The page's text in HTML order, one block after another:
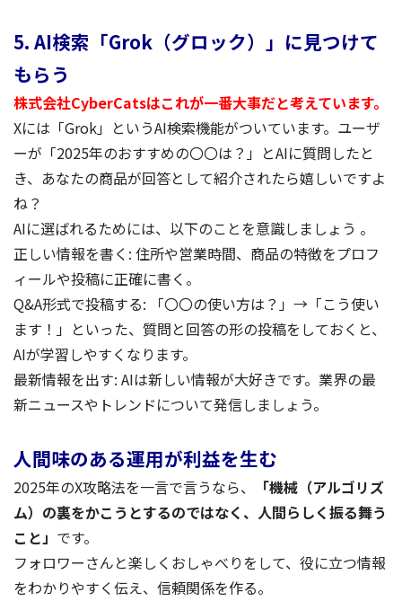
5. AI検索「Grok（グロック）」に見つけて
もらう
株式会社CyberCatsはこれが一番大事だと考えています。
Xには「Grok」というAI検索機能がついています。ユーザ
ーが「2025年のおすすめの〇〇は？」とAIに質問したと
き、あなたの商品が回答として紹介されたら嬉しいですよ
ね？
AIに選ばれるためには、以下のことを意識しましょう 。
正しい情報を書く: 住所や営業時間、商品の特徴をプロフ
ィールや投稿に正確に書く。
Q&A形式で投稿する: 「〇〇の使い方は？」→「こう使い
ます！」といった、質問と回答の形の投稿をしておくと、
AIが学習しやすくなります。
最新情報を出す: AIは新しい情報が大好きです。業界の最
新ニュースやトレンドについて発信しましょう。
人間味のある運用が利益を生む
2025年のX攻略法を一言で言うなら、
「機械（アルゴリズ
ム）の裏をかこうとするのではなく、人間らしく振る舞う
こと」 です。
フォロワーさんと楽しくおしゃべりをして、役に立つ情報
をわかりやすく伝え、信頼関係を作る。